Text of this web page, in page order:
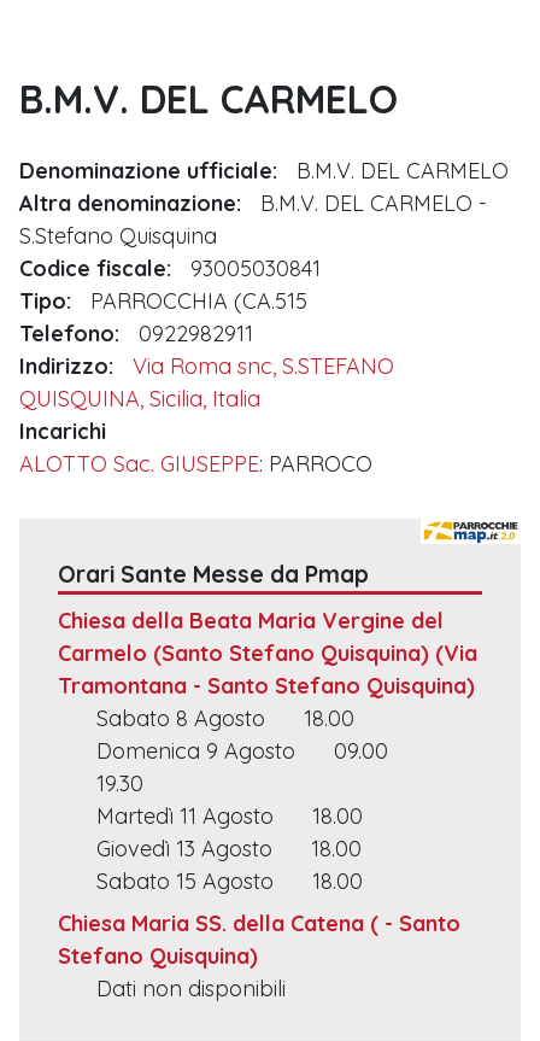
B.M.V. DEL CARMELO
Denominazione ufficiale:
B.M.V. DEL CARMELO
Altra denominazione:
B.M.V. DEL CARMELO -
S.Stefano Quisquina
Codice fiscale:
93005030841
Tipo:
PARROCCHIA (CA.515
Telefono:
0922982911
Indirizzo:
Via Roma snc, S.STEFANO
QUISQUINA, Sicilia, Italia
Incarichi
ALOTTO Sac. GIUSEPPE: PARROCO
Orari Sante Messe da Pmap
Chiesa della Beata Maria Vergine del
Carmelo (Santo Stefano Quisquina) (Via
Tramontana - Santo Stefano Quisquina)
Sabato 8 Agosto
18.00
Domenica 9 Agosto
09.00
19.30
Martedì 11 Agosto
18.00
Giovedì 13 Agosto
18.00
Sabato 15 Agosto
18.00
Chiesa Maria SS. della Catena ( - Santo
Stefano Quisquina)
Dati non disponibili